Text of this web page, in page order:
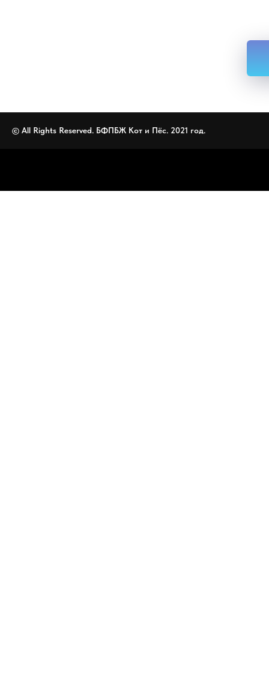
© All Rights Reserved. БФПБЖ Кот и Пёс. 2021 год.